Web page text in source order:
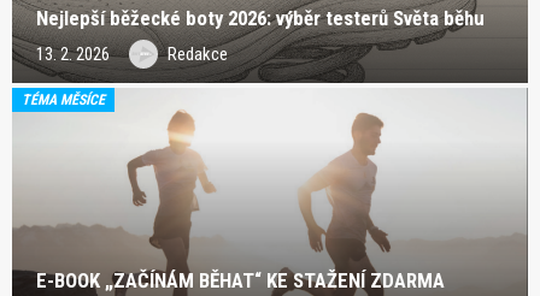
Nejlepší běžecké boty 2026: výběr testerů Světa běhu
13. 2. 2026 Redakce
TÉMA MĚSÍCE
E-BOOK „ZAČÍNÁM BĚHAT“ KE STAŽENÍ ZDARMA